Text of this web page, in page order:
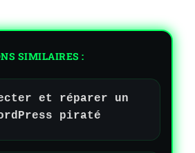
SIMILAIRES :
et réparer un
piraté